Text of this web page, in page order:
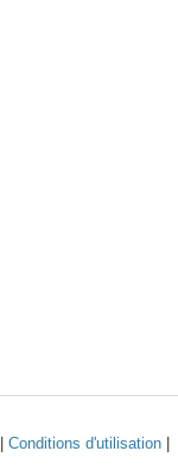
Conditions d'utilisation|